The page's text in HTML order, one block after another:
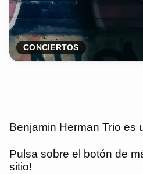
CONCIERTOS
Benjamin Herman Trio es
Pulsa sobre el botón de
sitio!